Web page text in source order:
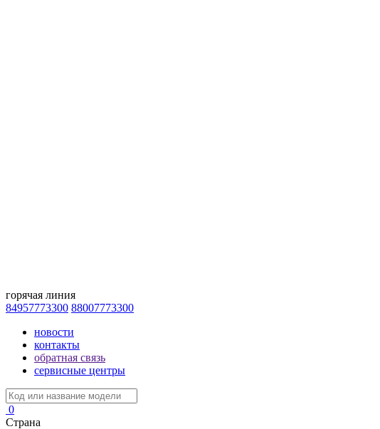
горячая линия
84957773300 88007773300
новости
контакты
обратная связь
сервисные центры
0
Страна